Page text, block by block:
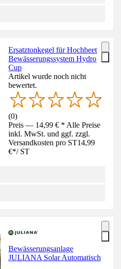
Ersatztonkegel für Hochbeet
Bewässerungssystem Hydro
Cup
Artikel wurde noch nicht
bewertet.
(0)
Preis — 14,99 € * Alle Preise
inkl. MwSt. und ggf. zzgl.
Versandkosten pro ST14,99
€*/ ST
Bewässerungsanlage
JULIANA Solar Automatisch